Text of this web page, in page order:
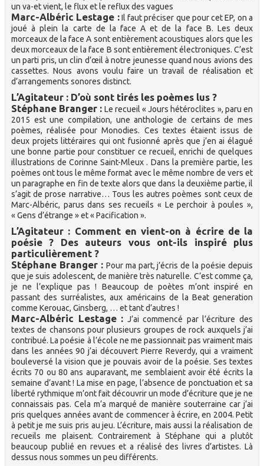
un va-et vient, le flux et le reflux des vagues
Marc-Albéric Lestage :Il faut préciser que pour cet EP, on a
joué à plein la carte de la face A et de la face B. Les deux
morceaux de la face A sont entièrement acoustiques alors que les
deux morceaux de la face B sont entièrement électroniques. C’est
un parti pris, un clin d’œil à notre jeunesse quand nous avions des
cassettes. Nous avons voulu faire un travail de réalisation et
d’arrangements sonores distinct.
L’Agitateur : D’où sont tirés les poèmes lus ?
Stéphane Branger : Le recueil « Jours hétéroclites », paru en
2015 est une compilation, une anthologie de certains de mes
poèmes, réalisée pour Monodies. Ces textes étaient issus de
deux projets littéraires qui ont fusionné après que j’en ai élagué
une bonne partie pour constituer ce recueil, enrichi de quelques
illustrations de Corinne Saint-Mleux . Dans la première partie, les
poèmes ont tous le même format avec le même nombre de vers et
un paragraphe en fin de texte alors que dans la deuxième partie, il
s’agit de prose narrative… Tous les autres poèmes sont ceux de
Marc-Albéric, parus dans ses recueils « Le perchoir à poules »,
« Gens d’étrange » et « Pacification ».
L’Agitateur : Comment en vient-on à écrire de la
poésie ? Des auteurs vous ont-ils inspiré plus
particulièrement ?
Stéphane Branger : Pour ma part, j’écris de la poésie depuis
que je suis adolescent, de manière très naturelle. C’est comme ça,
je ne l’explique pas ! Beaucoup de poètes m’ont inspiré en
passant des surréalistes, aux américains de la Beat generation
comme Kerouac, Ginsberg, … et tant d’autres !
Marc-Albéric Lestage : J’ai commencé par l’écriture des
textes de chansons pour plusieurs groupes de rock auxquels j’ai
contribué. La poésie à l’école ne me passionnait pas vraiment mais
dans les années 90 j’ai découvert Pierre Reverdy, qui a vraiment
bouleversé la vision que je pouvais avoir de la poésie. Ses textes
écrits 70 ou 80 ans auparavant, me semblaient avoir été écrits la
semaine d’avant ! La mise en page, l’absence de ponctuation et sa
liberté rythmique m’ont fait découvrir un mode d’écriture que je ne
connaissais pas. Cela m’a marqué de manière souterraine car j’ai
pris quelques années avant de commencer à écrire, en 2004. Petit
à petit je me suis pris au jeu. L’écriture, mais aussi la réalisation de
recueils me plaisent. Contrairement à Stéphane qui a plutôt
beaucoup publié en revues et a réalisé des livres d’artistes. Là
dessus nous sommes un peu différents.